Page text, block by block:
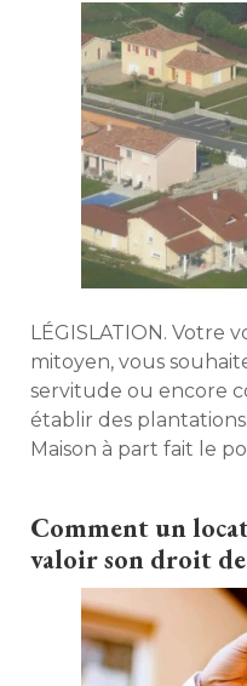
LÉGISLATION. Votre voisin a percé le mur
mitoyen, vous
servitude ou encore
établir des
Maison à part fait le
Comment un
valoir son droit